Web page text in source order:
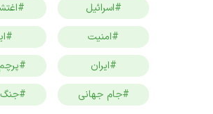
#اسرائیل
#امنیت
#ایران
#جام جهانی
#جنگ